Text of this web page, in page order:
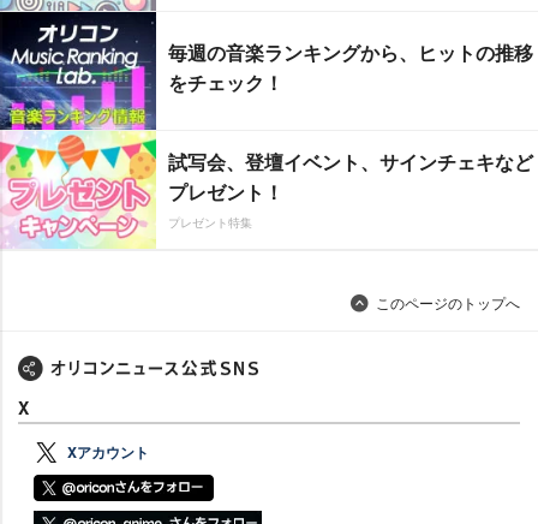
毎週の音楽ランキングから、ヒットの推移
をチェック！
試写会、登壇イベント、サインチェキなど
プレゼント！
プレゼント特集
このページのトップへ
X
Xアカウント